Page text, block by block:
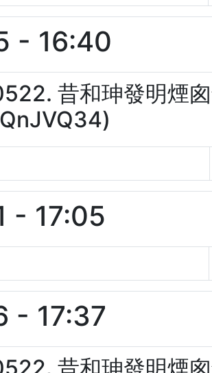
- 16:40
昔和珅發明煙
- 17:05
- 17:37